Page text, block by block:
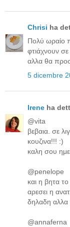
Chrisi ha
Πολύ ωραίο
φτιάχνουν
αλλα θα
5 dicembre
Irene ha
@vita
βεβαια. σε
κουζινα!!! :)
καλη σου
@penelope
και η βητα
αρεσει η
δηλαδη αλλα
@annaferna